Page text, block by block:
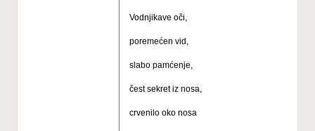
Vodnjikave oči,
poremećen vid,
slabo pamćenje,
čest sekret iz nosa,
crvenilo oko nosa